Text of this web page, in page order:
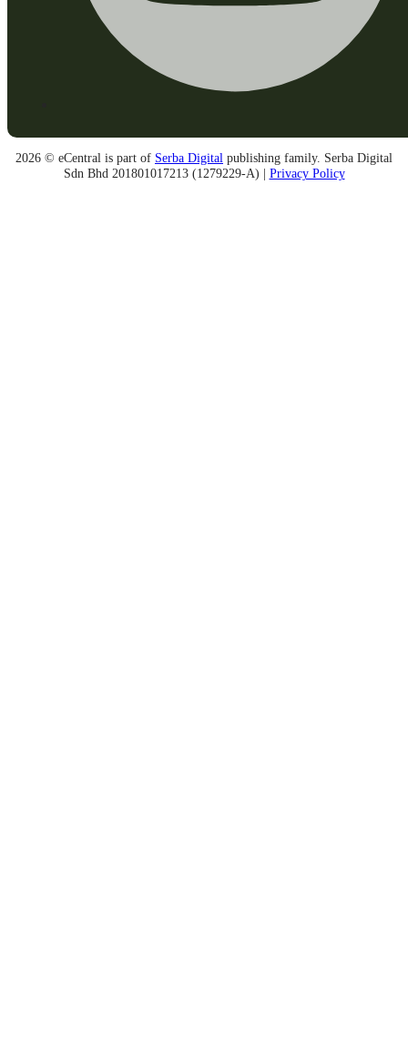
2026 © eCentral is part of Serba Digital publishing family. Serba Digital
Sdn Bhd 201801017213 (1279229-A) | Privacy Policy